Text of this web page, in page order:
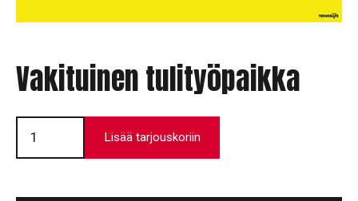
Vakituinen tulityöpaikka
Vakituinen
tulityöpaikka
määrä
Lisää tarjouskoriin